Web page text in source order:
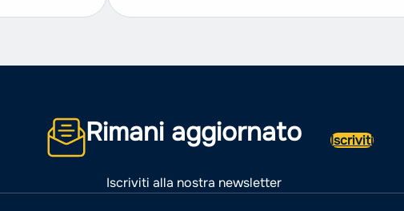
Rimani aggiornato
Iscriviti alla nostra newsletter
Iscriviti